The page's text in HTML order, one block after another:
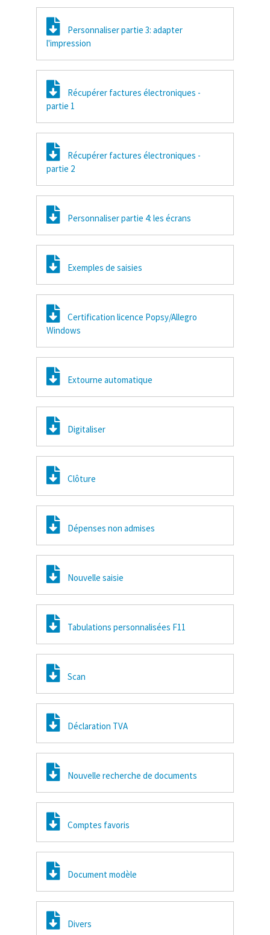
Personnaliser partie 3: adapter
l'impression
Récupérer factures électroniques -
partie 1
Récupérer factures électroniques -
partie 2
Personnaliser partie 4: les écrans
Exemples de saisies
Certification licence Popsy/Allegro
Windows
Extourne automatique
Digitaliser
Clôture
Dépenses non admises
Nouvelle saisie
Tabulations personnalisées F11
Scan
Déclaration TVA
Nouvelle recherche de documents
Comptes favoris
Document modèle
Divers